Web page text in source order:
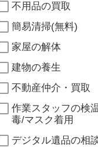
不用品の買取
簡易清掃(無料)
家屋の解体
建物の養生
不動産仲介・買取
作業スタッフの検
毒/マスク着用
デジタル遺品の相